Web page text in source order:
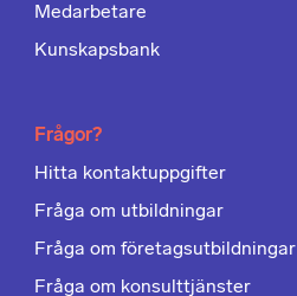
Medarbetare
Kunskapsbank
Frågor?
Hitta kontaktuppgifter
Fråga om utbildningar
Fråga om företagsutbildningar
Fråga om konsulttjänster